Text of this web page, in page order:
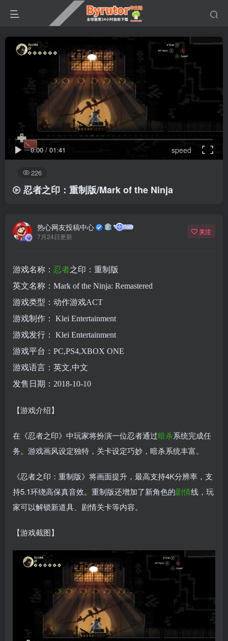
0:00 / 01:41 speed
226
忍者之印：重制版/Mark of the Ninja
热心网友投稿中心
7月24日更新
关注
游戏名称： 忍者之印：重制版
英文名称：Mark of the Ninja: Remastered
游戏类型：动作游戏ACT
游戏制作： Klei Entertainment
游戏发行： Klei Entertainment
游戏平台：PC,PS4,XBOX ONE
游戏语言：英文,中文
发售日期：2018-10-10
【游戏介绍】
在《忍者之印》中玩家将扮演一位忍者通过暗杀系统完成任
务。游戏画风设定独特，关卡设定巧妙，暗杀系统丰富。
《忍者之印：重制版》将画面提升，最高支持4K分辨率，支
持5.1环绕高保真音效。重制版还增加了新角色的剧情线，玩
家可以解锁新道具、剧情关卡等内容。
【游戏截图】